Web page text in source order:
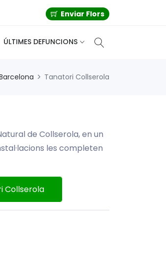
Enviar Flors
ÚLTIMES DEFUNCIONS
Tanatori Collserola
de Collserola, en un
les completen
Collserola